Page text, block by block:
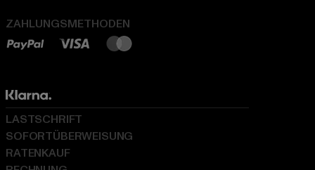
ZAHLUNGSMETHODEN
LASTSCHRIFT
SOFORTÜBERWEISUNG
RATENKAUF